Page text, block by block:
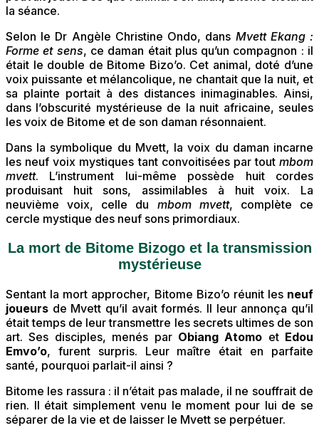
la séance.
Selon le Dr Angèle Christine Ondo, dans Mvett Ekang :
Forme et sens, ce daman était plus qu’un compagnon : il
était le double de Bitome Bizo’o. Cet animal, doté d’une
voix puissante et mélancolique, ne chantait que la nuit, et
sa plainte portait à des distances inimaginables. Ainsi,
dans l’obscurité mystérieuse de la nuit africaine, seules
les voix de Bitome et de son daman résonnaient.
Dans la symbolique du Mvett, la voix du daman incarne
les neuf voix mystiques tant convoitisées par tout mbom
mvett. L’instrument lui-même possède huit cordes
produisant huit sons, assimilables à huit voix. La
neuvième voix, celle du mbom mvett, complète ce
cercle mystique des neuf sons primordiaux.
La mort de Bitome Bizogo et la transmission
mystérieuse
Sentant la mort approcher, Bitome Bizo’o réunit les neuf
joueurs de Mvett qu’il avait formés. Il leur annonça qu’il
était temps de leur transmettre les secrets ultimes de son
art. Ses disciples, menés par Obiang Atomo et Edou
Emvo’o, furent surpris. Leur maître était en parfaite
santé, pourquoi parlait-il ainsi ?
Bitome les rassura : il n’était pas malade, il ne souffrait de
rien. Il était simplement venu le moment pour lui de se
séparer de la vie et de laisser le Mvett se perpétuer.